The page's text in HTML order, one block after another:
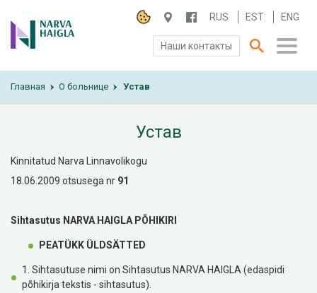
RUS EST ENG
Наши контакты
О БОЛЬНИЦЕ
ПАЦИЕНТАМ И ПОСЕТИТЕЛЯМ
ПАРТНЕРУ ПО СОТРУДНИЧЕСТВУ
Главная О больнице Устав
Устав
Kinnitatud Narva Linnavolikogu
18.06.2009 otsusega nr 91
Sihtasutus NARVA HAIGLA PÕHIKIRI
PEATÜKK ÜLDSÄTTED
1. Sihtasutuse nimi on Sihtasutus NARVA HAIGLA (edaspidi
põhikirja tekstis - sihtasutus).